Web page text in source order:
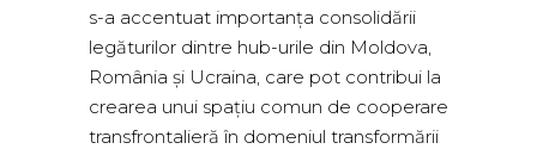
s-a accentuat importanța consolidării
legăturilor dintre hub-urile din Moldova,
România și Ucraina, care pot contribui la
crearea unui spațiu comun de cooperare
transfrontalieră în domeniul transformării